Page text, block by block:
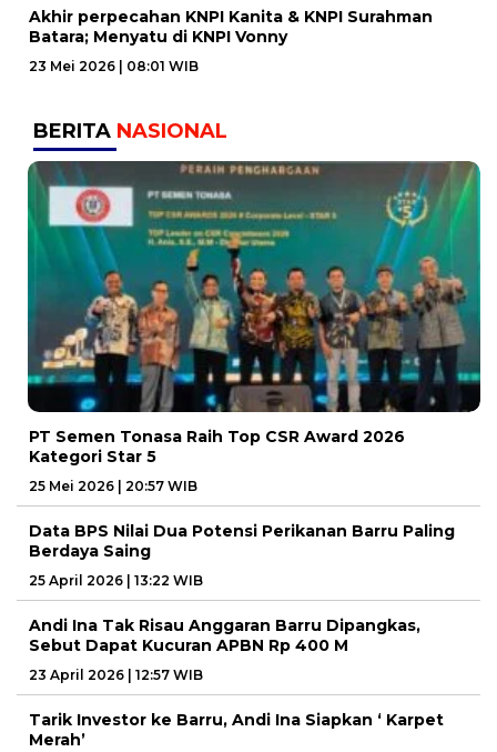
Akhir perpecahan KNPI Kanita & KNPI Surahman
Batara; Menyatu di KNPI Vonny
23 Mei 2026 | 08:01 WIB
BERITA NASIONAL
PT Semen Tonasa Raih Top CSR Award 2026
Kategori Star 5
25 Mei 2026 | 20:57 WIB
Data BPS Nilai Dua Potensi Perikanan Barru Paling
Berdaya Saing
25 April 2026 | 13:22 WIB
Andi Ina Tak Risau Anggaran Barru Dipangkas,
Sebut Dapat Kucuran APBN Rp 400 M
23 April 2026 | 12:57 WIB
Tarik Investor ke Barru, Andi Ina Siapkan ‘ Karpet
Merah’